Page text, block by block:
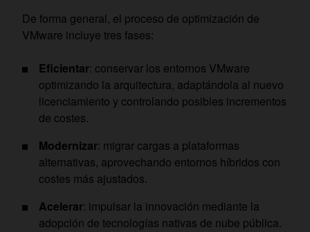
De forma general, el proceso de optimización de
VMware incluye tres fases:
Eficientar: conservar los entornos VMware
optimizando la arquitectura, adaptándola al nuevo
licenciamiento y controlando posibles incrementos
de costes.
Modernizar: migrar cargas a plataformas
alternativas, aprovechando entornos híbridos con
costes más ajustados.
Acelerar: impulsar la innovación mediante la
adopción de tecnologías nativas de nube pública.